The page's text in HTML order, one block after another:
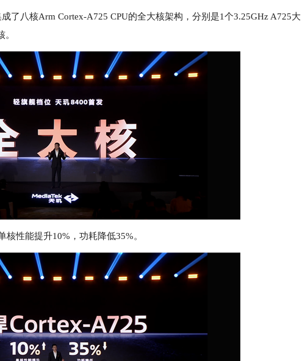
了八核Arm Cortex-A725 CPU的全大核架构，分别是1个3.25GHz A725大
性能提升10%，功耗降低35%。